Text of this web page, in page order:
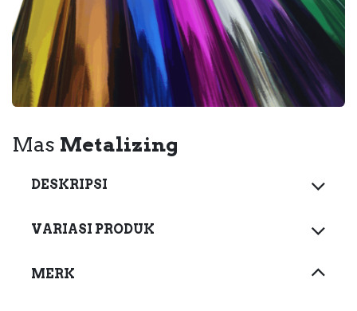
Mas Metalizing​
DESKRIPSI
VARIASI PRODUK
MERK